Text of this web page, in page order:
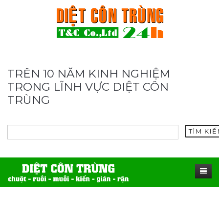
TRÊN 10 NĂM KINH NGHIỆM
TRONG LĨNH VỰC DIỆT CÔN
TRÙNG
TÌM